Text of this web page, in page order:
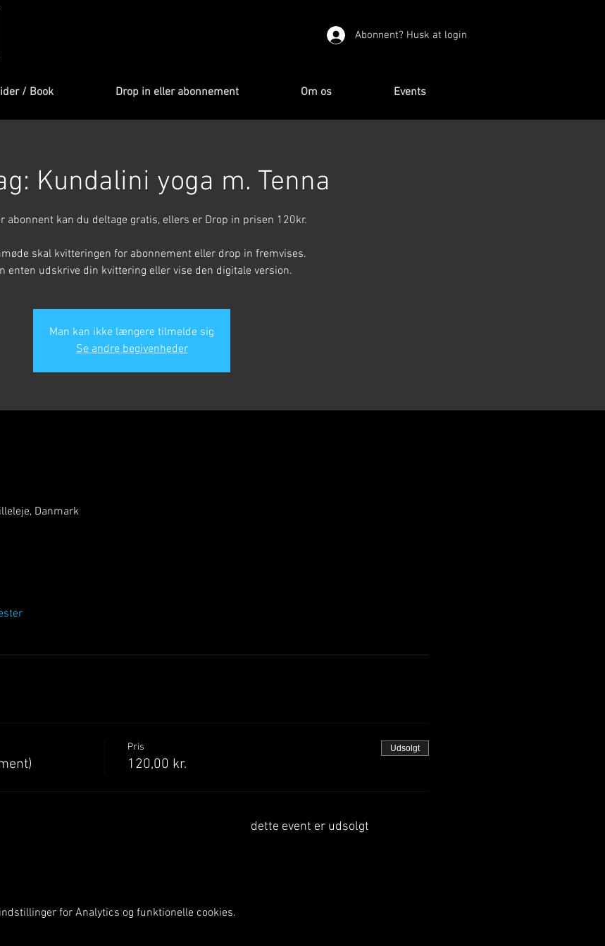
Abonnent? Husk at login
/ Book Drop in eller abonnement Om os Events
Kundalini yoga m. Tenna
abonnent kan du deltage gratis, ellers er Drop in prisen 120kr.
skal kvitteringen for abonnement eller drop in fremvises.
enten udskrive din kvittering eller vise den digitale version.
Man kan ikke længere tilmelde sig
Se andre begivenheder
Danmark
Pris
120,00 kr.
Udsolgt
dette event er udsolgt
for Analytics og funktionelle cookies.